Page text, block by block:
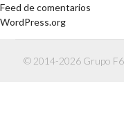
Feed de comentarios
WordPress.org
© 2014-2026 Grupo